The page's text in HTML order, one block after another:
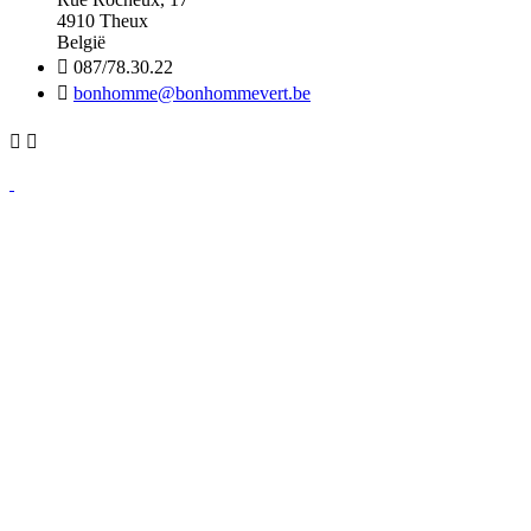
4910 Theux
België
 087/78.30.22
 bonhomme@bonhommevert.be
 